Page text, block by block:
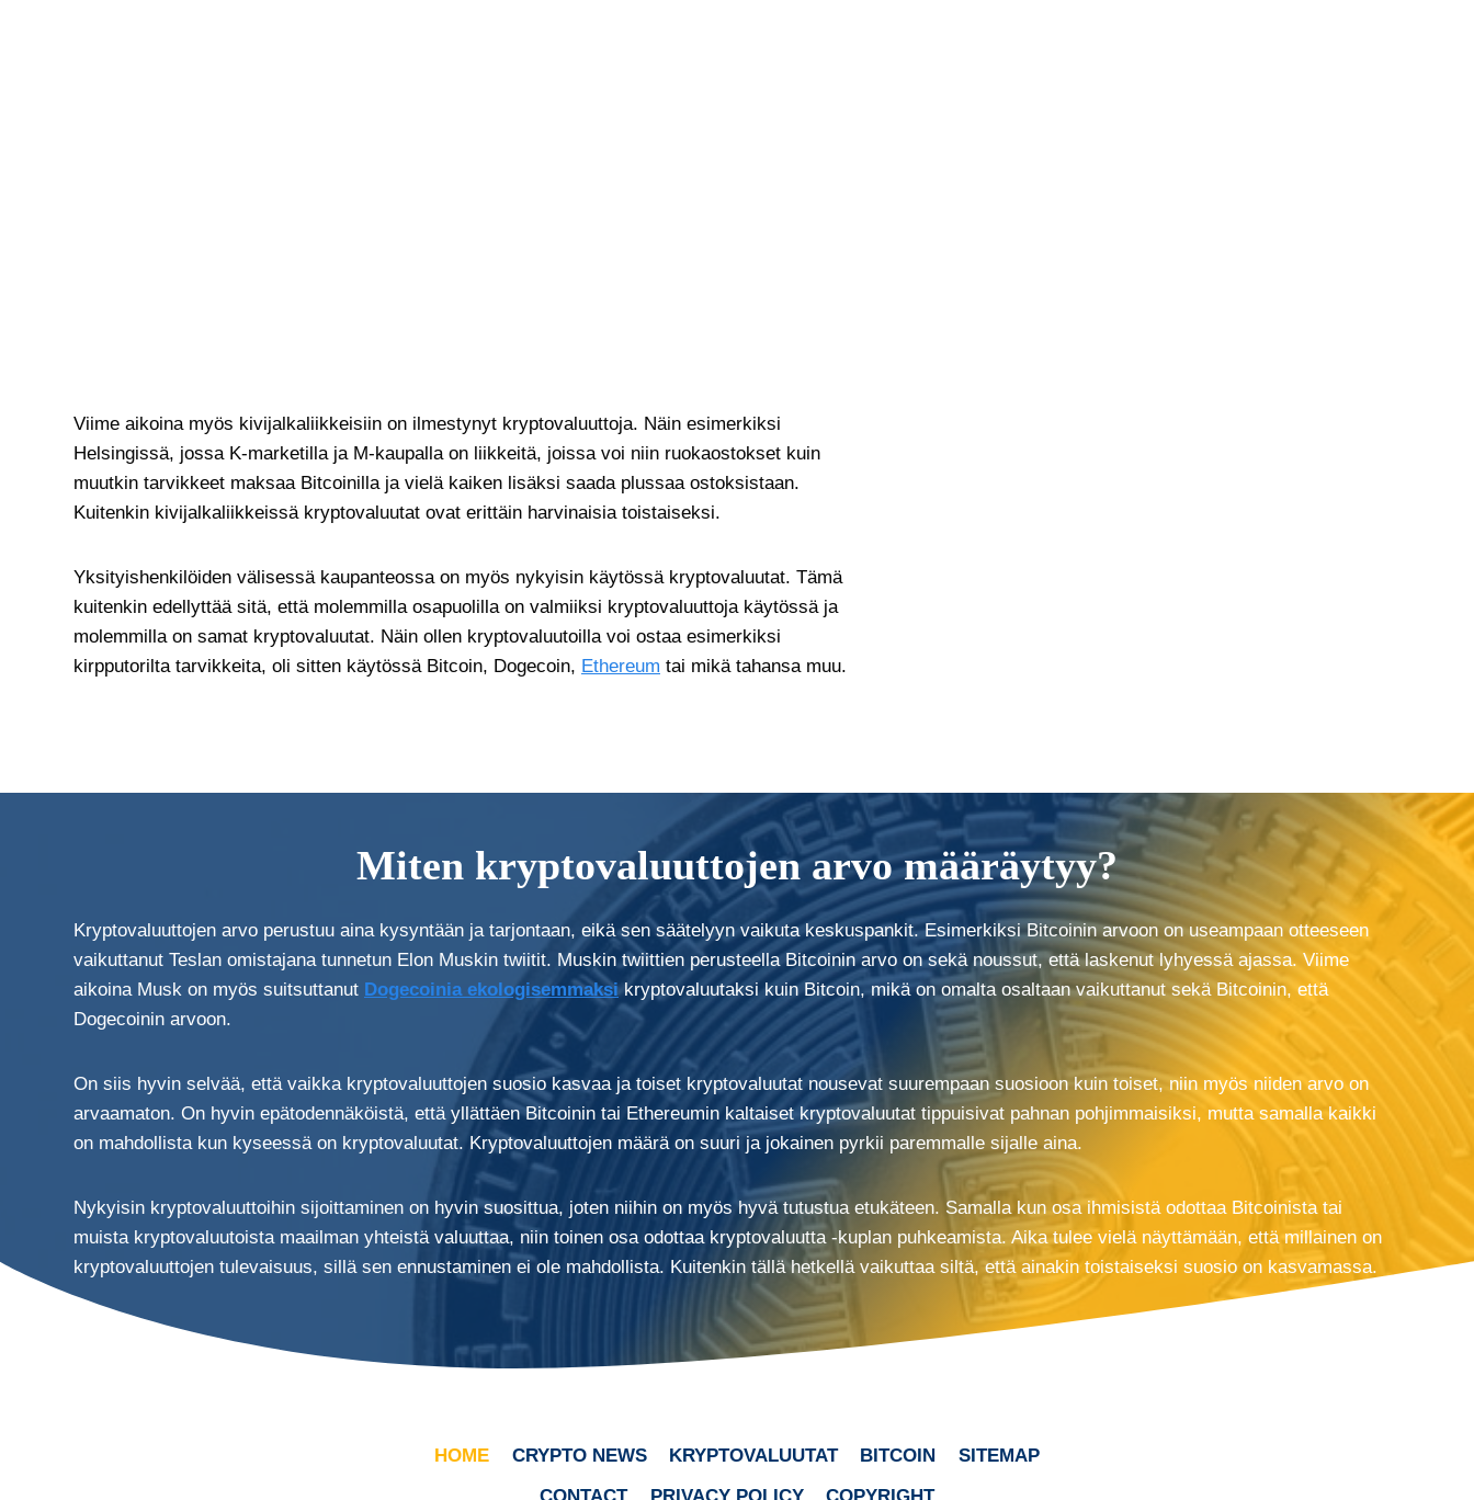
Viime aikoina myös kivijalkaliikkeisiin on ilmestynyt kryptovaluuttoja. Näin esimerkiksi
Helsingissä, jossa K-marketilla ja M-kaupalla on liikkeitä, joissa voi niin ruokaostokset kuin
muutkin tarvikkeet maksaa Bitcoinilla ja vielä kaiken lisäksi saada plussaa ostoksistaan.
Kuitenkin kivijalkaliikkeissä kryptovaluutat ovat erittäin harvinaisia toistaiseksi.
Yksityishenkilöiden välisessä kaupanteossa on myös nykyisin käytössä kryptovaluutat. Tämä
kuitenkin edellyttää sitä, että molemmilla osapuolilla on valmiiksi kryptovaluuttoja käytössä ja
molemmilla on samat kryptovaluutat. Näin ollen kryptovaluutoilla voi ostaa esimerkiksi
kirpputorilta tarvikkeita, oli sitten käytössä Bitcoin, Dogecoin, Ethereum tai mikä tahansa muu.
Miten kryptovaluuttojen arvo määräytyy?
Kryptovaluuttojen arvo perustuu aina kysyntään ja tarjontaan, eikä sen säätelyyn vaikuta keskuspankit. Esimerkiksi Bitcoinin arvoon on useampaan otteeseen
vaikuttanut Teslan omistajana tunnetun Elon Muskin twiitit. Muskin twiittien perusteella Bitcoinin arvo on sekä noussut, että laskenut lyhyessä ajassa. Viime
aikoina Musk on myös suitsuttanut Dogecoinia ekologisemmaksikryptovaluutaksi kuin Bitcoin, mikä on omalta osaltaan vaikuttanut sekä Bitcoinin, että
Dogecoinin arvoon.
On siis hyvin selvää, että vaikka kryptovaluuttojen suosio kasvaa ja toiset kryptovaluutat nousevat suurempaan suosioon kuin toiset, niin myös niiden arvo on
arvaamaton. On hyvin epätodennäköistä, että yllättäen Bitcoinin tai Ethereumin kaltaiset kryptovaluutat tippuisivat pahnan pohjimmaisiksi, mutta samalla kaikki
on mahdollista kun kyseessä on kryptovaluutat. Kryptovaluuttojen määrä on suuri ja jokainen pyrkii paremmalle sijalle aina.
Nykyisin kryptovaluuttoihin sijoittaminen on hyvin suosittua, joten niihin on myös hyvä tutustua etukäteen. Samalla kun osa ihmisistä odottaa Bitcoinista tai
muista kryptovaluutoista maailman yhteistä valuuttaa, niin toinen osa odottaa kryptovaluutta -kuplan puhkeamista. Aika tulee vielä näyttämään, että millainen on
kryptovaluuttojen tulevaisuus, sillä sen ennustaminen ei ole mahdollista. Kuitenkin tällä hetkellä vaikuttaa siltä, että ainakin toistaiseksi suosio on kasvamassa.
HOME CRYPTO NEWS KRYPTOVALUUTAT BITCOIN
SITEMAP